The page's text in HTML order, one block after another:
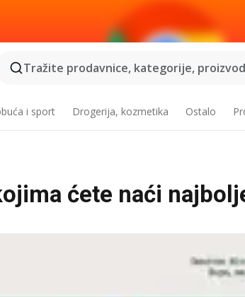
Tražite prodavnice, kategorije,
i sport Drogerija, kozmetika Ostalo
ćete naći